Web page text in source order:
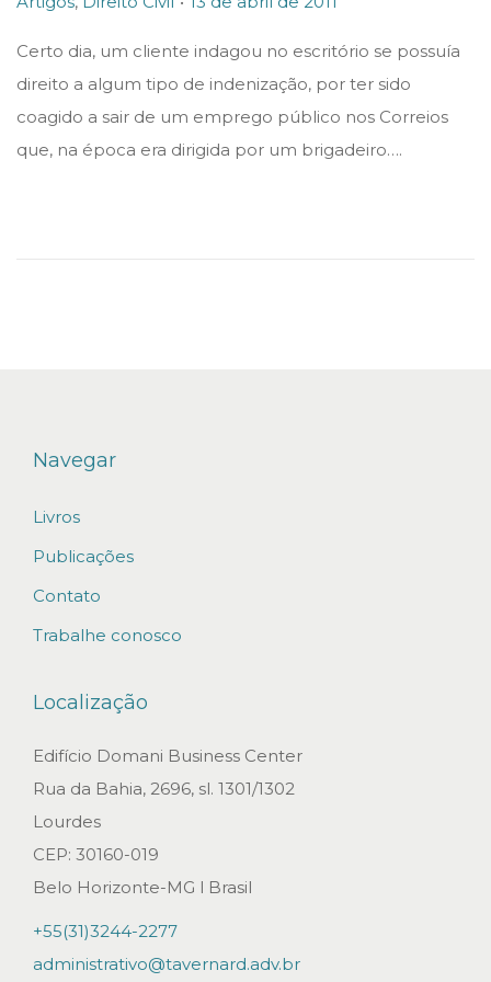
s
t
e
d
s
t
e
d
Certo dia, um cliente indagou no escritório se possuía
direito a algum tipo de indenização, por ter sido
coagido a sair de um emprego público nos Correios
que, na época era dirigida por um brigadeiro….
Navegar
Livros
Publicações
Contato
Trabalhe conosco
Localização
Edifício Domani Business Center
Rua da Bahia, 2696, sl. 1301/1302
Lourdes
CEP: 30160-019
Belo Horizonte-MG l Brasil
+55(31)3244-2277
administrativo@tavernard.adv.br